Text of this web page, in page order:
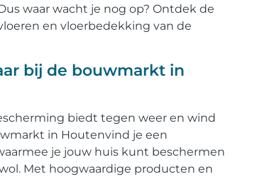
waar wacht je nog op? Ontdek de
en vloerbedekking van de
bij de bouwmarkt in
biedt tegen weer en wind
in Houtenvind je een
je jouw huis kunt beschermen
Met hoogwaardige producten en